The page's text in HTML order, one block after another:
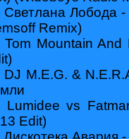
Светлана Лобода
Remix)
Tom Mountain
DJ M.E.G. &
Lumidee vs
Edit)